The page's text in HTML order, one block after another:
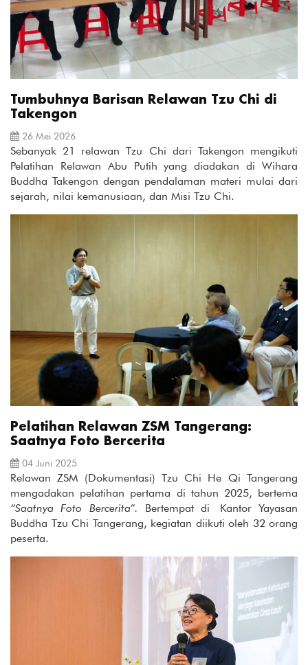
Tumbuhnya Barisan Relawan Tzu Chi di
Takengon
26 Mei 2026
Sebanyak 21 relawan Tzu Chi dari Takengon mengikuti
Pelatihan Relawan Abu Putih yang diadakan di Wihara
Buddha Takengon dengan pendalaman materi mulai dari
sejarah, nilai kemanusiaan, dan Misi Tzu Chi.
Pelatihan Relawan ZSM Tangerang:
Saatnya Foto Bercerita
04 Juni 2025
Relawan ZSM (Dokumentasi) Tzu Chi He Qi Tangerang
mengadakan pelatihan pertama di tahun 2025, bertema
“Saatnya Foto Bercerita”. Bertempat di Kantor Yayasan
Buddha Tzu Chi Tangerang, kegiatan diikuti oleh 32 orang
peserta.